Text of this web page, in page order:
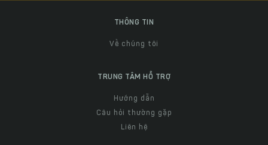
THÔNG TIN
Về chúng tôi
TRUNG TÂM HỖ TRỢ
Hướng dẫn
Câu hỏi thường gặp
Liên hệ